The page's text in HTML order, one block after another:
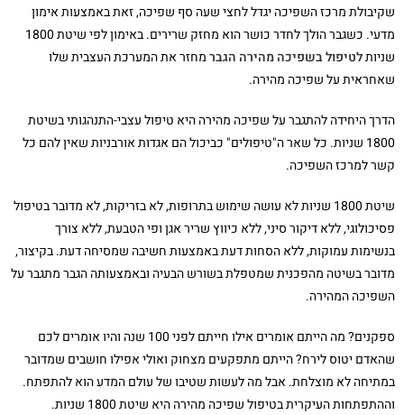
שקיבולת מרכז השפיכה יגדל לחצי שעה סף שפיכה, זאת באמצעות אימון
מדעי. כשגבר הולך לחדר כושר הוא מחזק שרירים. באימון לפי שיטת 1800
שניותלטיפול בשפיכה מהירה הגברמחזר את המערכת העצבית שלו
שאחראית על שפיכה מהירה.
הדרך היחידה להתגבר על שפיכה מהירה היא טיפול עצבי-התנהגותי בשיטת
1800 שניות. כל שאר ה"טיפולים" כביכול הם אגדות אורבניות שאין להם כל
קשר למרכז השפיכה.
שיטת 1800 שניות לא עושה שימוש בתרופות, לא בזריקות, לא מדובר בטיפול
פסיכולוגי, ללא דיקור סיני, ללא כיווץ שריר אגן ופי הטבעת, ללא צורך
בנשימות עמוקות, ללא הסחות דעת באמצעות חשיבה שמסיחה דעת. בקיצור,
מדובר בשיטה מהפכנית שמטפלת בשורש הבעיה ובאמצעותה הגבר מתגבר על
השפיכה המהירה.
ספקנים? מה הייתם אומרים אילו חייתם לפני 100 שנה והיו אומרים לכם
שהאדם יטוס לירח? הייתם מתפקעים מצחוק ואולי אפילו חושבים שמדובר
במתיחה לא מוצלחת. אבל מה לעשות שטיבו של עולם המדע הוא להתפתח.
וההתפתחות העיקרית בטיפול שפיכה מהירה היא שיטת 1800 שניות.